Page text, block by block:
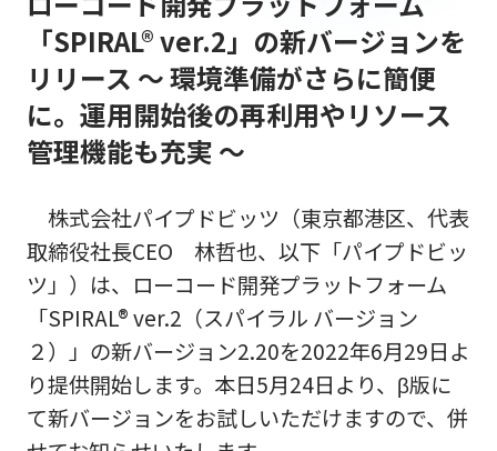
「SPIRAL® ver.2」の新バージョンを
リリース ～ 環境準備がさらに簡便
に。運用開始後の再利用やリソース
管理機能も充実 ～
株式会社パイプドビッツ（東京都港区、代表
取締役社長CEO 林哲也、以下「パイプドビッ
ツ」）は、ローコード開発プラットフォーム
「SPIRAL® ver.2（スパイラル バージョン
２）」の新バージョン2.20を2022年6月29日よ
り提供開始します。本日5月24日より、β版に
て新バージョンをお試しいただけますので、併